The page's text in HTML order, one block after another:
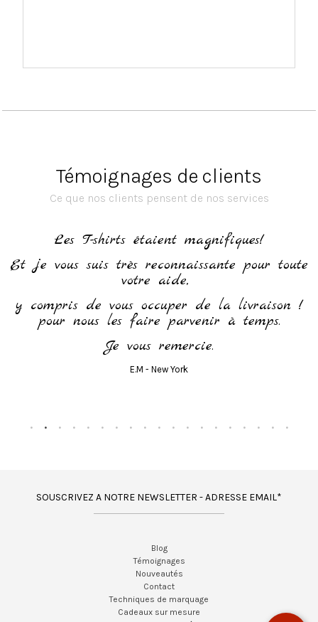
Témoignages de clients
Ce que nos clients pensent de nos services
Les T-shirts étaient magnifiques!
Et je vous suis très reconnaissante pour toute
votre aide,
y compris de vous occuper de la livraison !
pour nous les faire parvenir à temps.
Je vous remercie.
E.M - New York
SOUSCRIVEZ A NOTRE NEWSLETTER - ADRESSE EMAIL*
Blog
Témoignages
Nouveautés
Contact
Techniques de marquage
Cadeaux sur mesure